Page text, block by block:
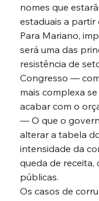
nomes que
estaduais a partir
Para Mariano,
será uma das
resistência de
Congresso —
mais complexa
acabar com o
— O que o
alterar a tabela
intensidade da
queda de receita,
públicas.
Os casos de